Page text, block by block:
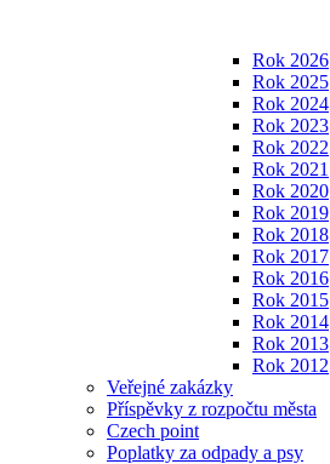
Rok 2026
Rok 2025
Rok 2024
Rok 2023
Rok 2022
Rok 2021
Rok 2020
Rok 2019
Rok 2018
Rok 2017
Rok 2016
Rok 2015
Rok 2014
Rok 2013
Rok 2012
Veřejné zakázky
Příspěvky z rozpočtu města
Czech point
Poplatky za odpady a psy